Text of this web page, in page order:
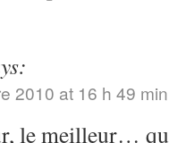
2010 at 16 h 49 min
le meilleur…